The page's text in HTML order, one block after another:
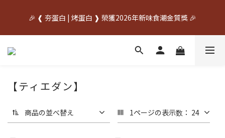
07/20~08/31🥚
🎉 ❰ 夯蛋白 | 烤蛋白 ❱ 榮獲2026年新味食潮金質獎 🎉
中秋先訂✦送禮不慌    🌙中秋早鳥優惠開跑🌙     🥚優惠期間
【ティエダン】
商品の並べ替え 1ページの表示数： 24